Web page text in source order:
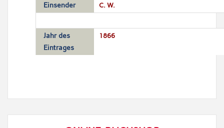
Einsender C. W.
Jahr des
Eintrages
1866